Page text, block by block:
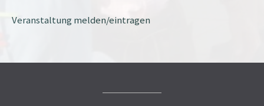
Veranstaltung melden/eintragen